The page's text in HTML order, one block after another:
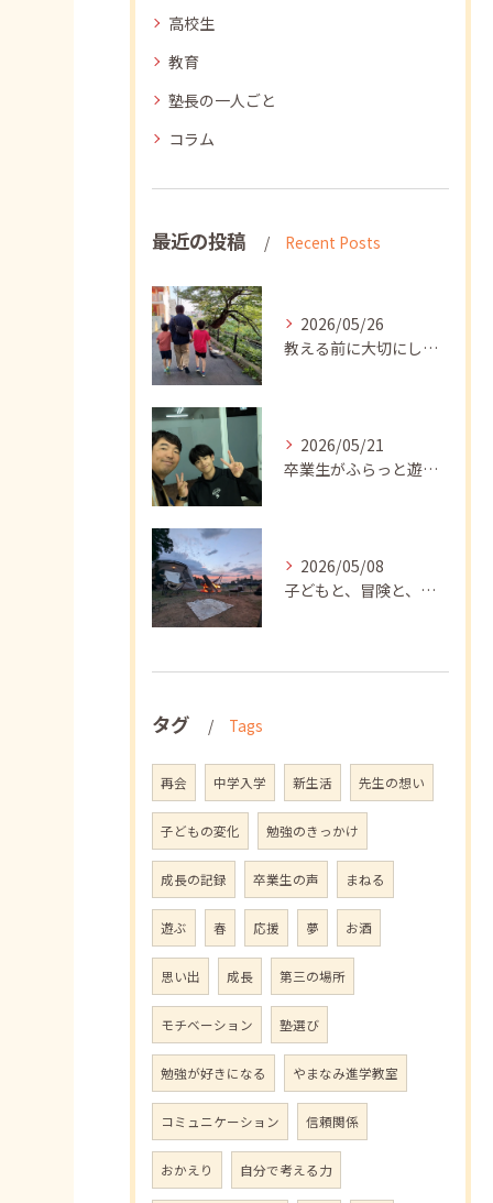
高校生
教育
塾長の一人ごと
コラム
最近の投稿 Recent Posts
2026/05/26
教える前に大切にしたいこと
2026/05/21
卒業生がふらっと遊びに来てくれました
2026/05/08
子どもと、冒険と、学び
タグ Tags
再会 中学入学 新生活 先生の想い
子どもの変化 勉強のきっかけ
成長の記録 卒業生の声 まねる
遊ぶ 春 応援 夢 お酒
思い出 成長 第三の場所
モチベーション 塾選び
勉強が好きになる やまなみ進学教室
コミュニケーション 信頼関係
おかえり 自分で考える力